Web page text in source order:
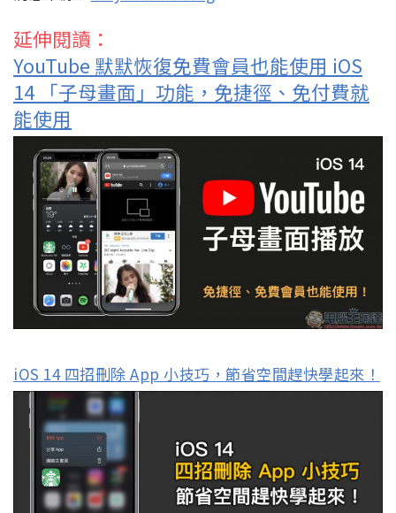
延伸閱讀：
YouTube 默默恢復免費會員也能使用 iOS
14 「子母畫面」功能，免捷徑、免付費就
能使用
iOS 14 四招刪除 App 小技巧，節省空間趕快學起來！